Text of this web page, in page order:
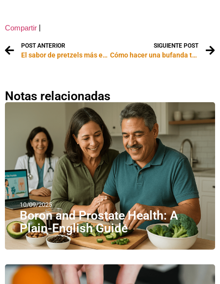
Compartir
POST ANTERIOR
El sabor de pretzels más extraño del mundo
SIGUIENTE POST
Cómo hacer una bufanda tejida
Notas relacionadas
10/09/2025
Boron and Prostate Health: A
Plain-English Guide